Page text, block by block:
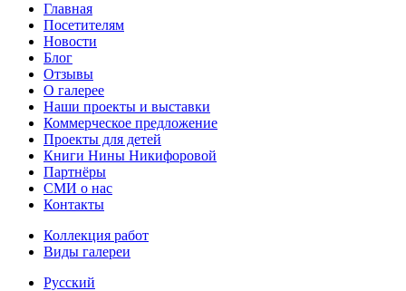
Главная
Посетителям
Новости
Блог
Отзывы
О галерее
Наши проекты и выставки
Коммерческое предложение
Проекты для детей
Книги Нины Никифоровой
Партнёры
СМИ о нас
Контакты
Коллекция работ
Виды галереи
Русский